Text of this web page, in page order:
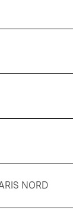
NORD